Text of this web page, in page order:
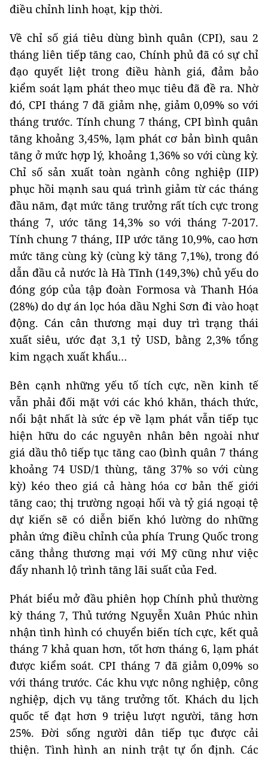
điều chỉnh linh hoạt, kịp thời.
Về chỉ số giá tiêu dùng bình quân (CPI), sau 2
tháng liên tiếp tăng cao, Chính phủ đã có sự chỉ
đạo quyết liệt trong điều hành giá, đảm bảo
kiểm soát lạm phát theo mục tiêu đã đề ra. Nhờ
đó, CPI tháng 7 đã giảm nhẹ, giảm 0,09% so với
tháng trước. Tính chung 7 tháng, CPI bình quân
tăng khoảng 3,45%, lạm phát cơ bản bình quân
tăng ở mức hợp lý, khoảng 1,36% so với cùng kỳ.
Chỉ số sản xuất toàn ngành công nghiệp (IIP)
phục hồi mạnh sau quá trình giảm từ các tháng
đầu năm, đạt mức tăng trưởng rất tích cực trong
tháng 7, ước tăng 14,3% so với tháng 7-2017.
Tính chung 7 tháng, IIP ước tăng 10,9%, cao hơn
mức tăng cùng kỳ (cùng kỳ tăng 7,1%), trong đó
dẫn đầu cả nước là Hà Tĩnh (149,3%) chủ yếu do
đóng góp của tập đoàn Formosa và Thanh Hóa
(28%) do dự án lọc hóa dầu Nghi Sơn đi vào hoạt
động. Cán cân thương mại duy trì trạng thái
xuất siêu, ước đạt 3,1 tỷ USD, bằng 2,3% tổng
kim ngạch xuất khẩu…
Bên cạnh những yếu tố tích cực, nền kinh tế
vẫn phải đối mặt với các khó khăn, thách thức,
nổi bật nhất là sức ép về lạm phát vẫn tiếp tục
hiện hữu do các nguyên nhân bên ngoài như
giá dầu thô tiếp tục tăng cao (bình quân 7 tháng
khoảng 74 USD/1 thùng, tăng 37% so với cùng
kỳ) kéo theo giá cả hàng hóa cơ bản thế giới
tăng cao; thị trường ngoại hối và tỷ giá ngoại tệ
dự kiến sẽ có diễn biến khó lường do những
phản ứng điều chỉnh của phía Trung Quốc trong
căng thẳng thương mại với Mỹ cũng như việc
đẩy nhanh lộ trình tăng lãi suất của Fed.
Phát biểu mở đầu phiên họp Chính phủ thường
kỳ tháng 7, Thủ tướng Nguyễn Xuân Phúc nhìn
nhận tình hình có chuyển biến tích cực, kết quả
tháng 7 khả quan hơn, tốt hơn tháng 6, lạm phát
được kiểm soát. CPI tháng 7 đã giảm 0,09% so
với tháng trước. Các khu vực nông nghiệp, công
nghiệp, dịch vụ tăng trưởng tốt. Khách du lịch
quốc tế đạt hơn 9 triệu lượt người, tăng hơn
25%. Đời sống người dân tiếp tục được cải
thiện. Tình hình an ninh trật tự ổn định. Các